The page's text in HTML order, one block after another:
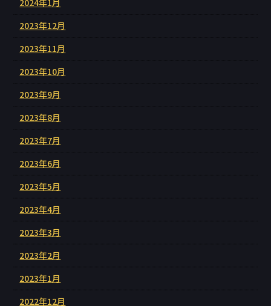
2023年12月
2023年11月
2023年10月
2023年9月
2023年8月
2023年7月
2023年6月
2023年5月
2023年4月
2023年3月
2023年2月
2023年1月
2022年12月